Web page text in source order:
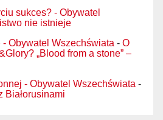
sukces? - Obywatel
nie istnieje
Obywatel Wszechświata - O
„Blood from a stone” –
- Obywatel Wszechświata -
Białorusinami